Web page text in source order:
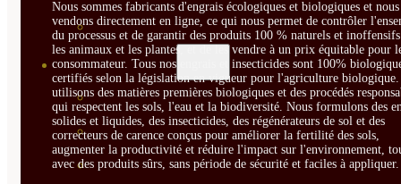
GROWPUNCH
SEMILLAS
VER TODAS
BIODINÁMICAS DEMETER
HORTALIZA FRUTO
Nous sommes fabricants d'engrais écologiques et biologiques et nous
vendons directement en ligne, ce qui nous permet de contrôler
du processus et de garantir des produits 100 % naturels et
les animaux et les plantes, et de les vendre à un prix équitable pour
consommateur. Tous nos engrais et insecticides sont 100%
certifiés selon la législation en vigueur pour l'agriculture biologique.
utilisons des matières premières biologiques et des procédés
qui respectent les sols, l'eau et la biodiversité. Nous formulons des
solides et liquides, des insecticides, des régénérateurs de sol et des
correcteurs de carence conçus pour améliorer la fertilité des sols,
augmenter la productivité et réduire l'impact sur l'environnement,
avec des produits sûrs, sans période de sécurité et faciles à appliquer.